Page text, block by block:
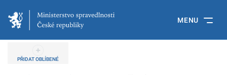
MENU
PŘIDAT OBLÍBENÉ